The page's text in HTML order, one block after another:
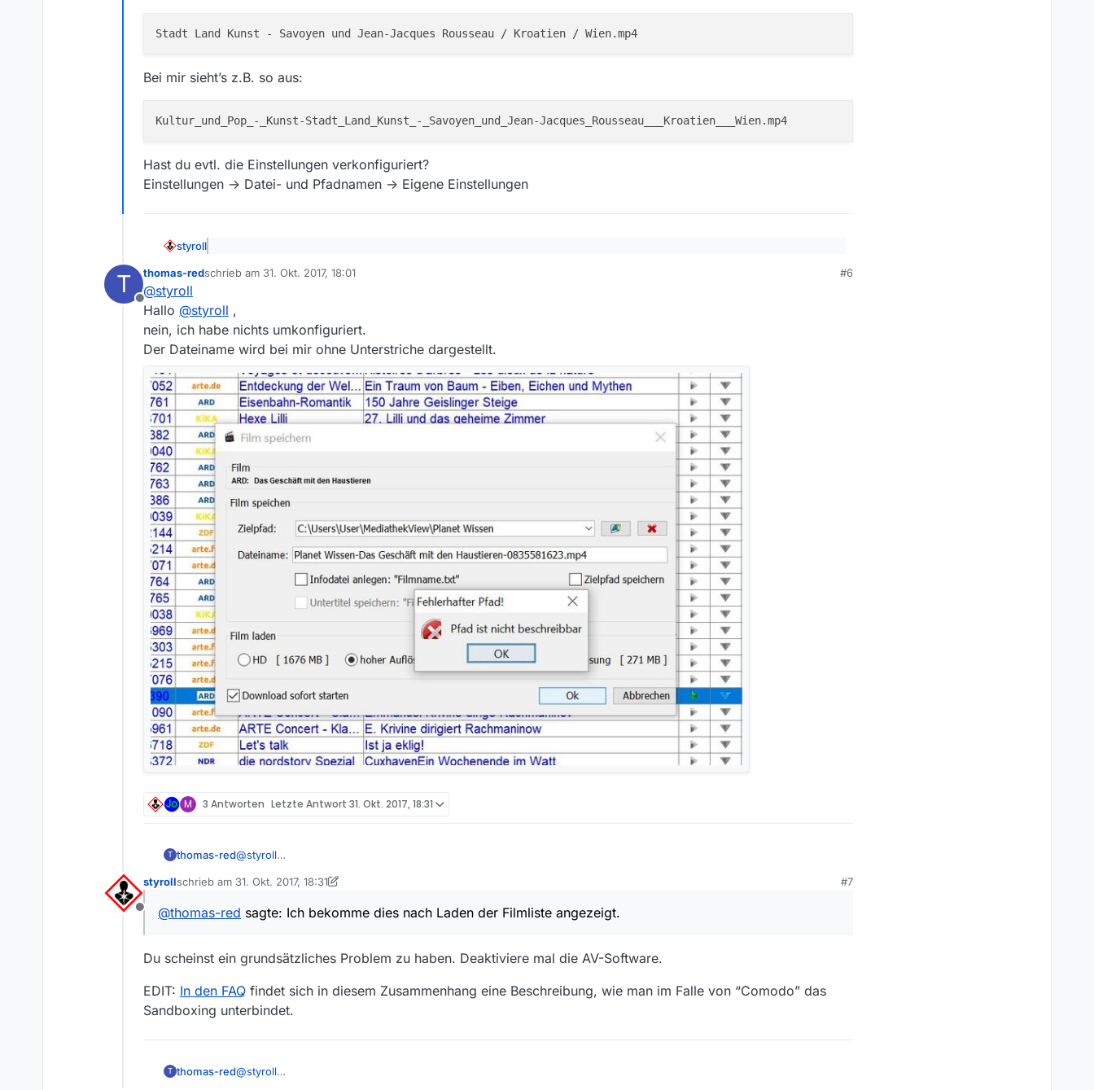
Die Meldung “Pfad ist nicht beschreibbar” kommt, egal welchen Pfad ich auswähle, z. B. neuer Ordner auf dem
Desktop.
Gibt es eine zwingende Vorgabe für den Pfad?
Bei mir sieht’s z.B. so aus:
Hast du evtl. die Einstellungen verkonfiguriert?
Einstellungen -> Datei- und Pfadnamen -> Eigene Einstellungen
styroll
bei dir die Slashes (“/”) nicht ersetzt:
Hast du evtl. die Einstellungen verkonfiguriert?
Einstellungen -> Datei- und Pfadnamen -> Eigene Einstellungen
T
Offline
thomas-redschrieb am 31. Okt. 2017, 18:01
zuletzt editiert von
#6
@styroll
Hallo @styroll ,
nein, ich habe nichts umkonfiguriert.
Der Dateiname wird bei mir ohne Unterstriche dargestellt.
M 3 Antworten Letzte Antwort 31. Okt. 2017, 18:31
T thomas-red@styroll
nein, ich habe nichts umkonfiguriert.
Offline
styrollschrieb am 31. Okt. 2017, 18:31
zuletzt editiert von styroll
#7
@thomas-red sagte: Ich bekomme dies nach Laden der Filmliste angezeigt.
Du scheinst ein grundsätzliches Problem zu haben. Deaktiviere mal die AV-Software.
EDIT: In den FAQ findet sich in diesem Zusammenhang eine Beschreibung, wie man im Falle von “Comodo” das
Sandboxing unterbindet.
T thomas-red@styroll